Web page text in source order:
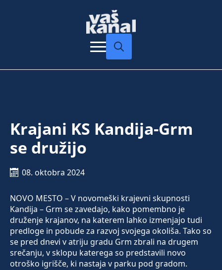
Krajani KS Kandija-Grm
se družijo
08. oktobra 2024
NOVO MESTO – V novomeški krajevni skupnosti
Kandija – Grm se zavedajo, kako pomembno je
druženje krajanov, na katerem lahko izmenjajo tudi
predloge in pobude za razvoj svojega okoliša. Tako so
se pred dnevi v atriju gradu Grm zbrali na drugem
srečanju, v sklopu katerega so predstavili novo
otroško igrišče, ki nastaja v parku pod gradom.